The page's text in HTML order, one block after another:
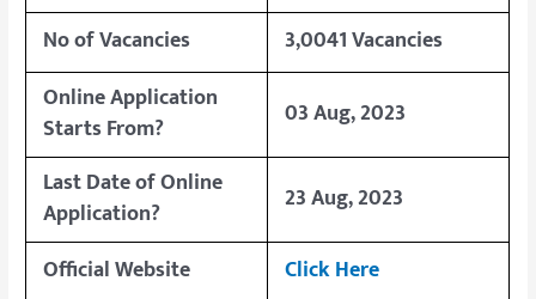
No of Vacancies
3,0041 Vacancies
Online Application
Starts From?
03 Aug, 2023
Last Date of Online
Application?
23 Aug, 2023
Official Website
Click Here